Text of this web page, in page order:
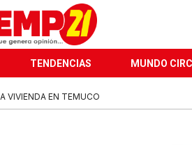
TENDENCIAS MUNDO
VIVIENDA EN TEMUCO